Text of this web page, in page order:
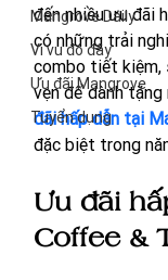
Mangrove Daily
Vi vu đó đây
Ưu đãi Mangrove
Tuyển dụng
đến nhiều ưu đãi
có những trải
combo tiết kiệm,
vẹn để dành tặng
đãi hấp dẫn tại
đặc biệt trong
Ưu đãi
Coffee &